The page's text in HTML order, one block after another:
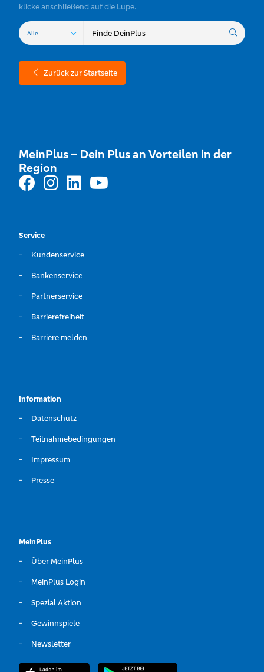
klicke anschließend auf die Lupe.
Zurück zur Startseite
MeinPlus – Dein Plus an Vorteilen in der
Region
Service
Kundenservice
Bankenservice
Partnerservice
Barrierefreiheit
Barriere melden
Information
Datenschutz
Teilnahmebedingungen
Impressum
Presse
MeinPlus
Über MeinPlus
MeinPlus Login
Spezial Aktion
Gewinnspiele
Newsletter